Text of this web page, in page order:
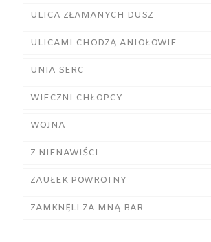
ULICA ZŁAMANYCH DUSZ
ULICAMI CHODZĄ ANIOŁOWIE
UNIA SERC
WIECZNI CHŁOPCY
WOJNA
Z NIENAWIŚCI
ZAUŁEK POWROTNY
ZAMKNĘLI ZA MNĄ BAR